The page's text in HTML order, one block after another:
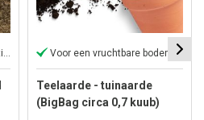
Geschikt voor onder bestrating Voor een vruchtbare bodem
Teelaarde - tuinaarde
(BigBag circa 0,7 kuub)